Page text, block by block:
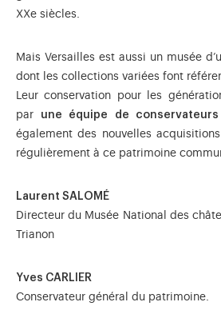
XXe siècles.
Mais Versailles est aussi un musée
dont les collections variées font
Leur conservation pour les
par une équipe de conservateurs
également des nouvelles
régulièrement à ce patrimoine
Laurent SALOMÉ
Directeur du Musée National des
Trianon
Yves CARLIER
Conservateur général du patrimoine.